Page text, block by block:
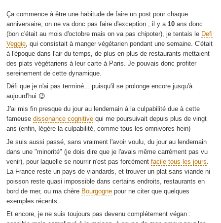
Ça commence à être une habitude de faire un post pour chaque
anniversaire, on ne va donc pas faire d'exception ; il y a 10ans donc
(bon c'était au mois d'octobre mais on va pas chipoter), je tentais le Defi
Veggie, qui consistait à manger végétarien pendant une semaine. C'était
à l'époque dans l'air du temps, de plus en plus de restaurants mettaient
des plats végétariens à leur carte à Paris. Je pouvais donc profiter
sereinement de cette dynamique.
Défi que je n'ai pas terminé... puisqu'il se prolonge encore jusqu'à
aujourd'hui 😉
J'ai mis fin presque du jour au lendemain à la culpabilité due à cette
fameuse dissonance cognitivequi me poursuivait depuis plus de vingt
ans (enfin, légère la culpabilité, comme tous les omnivores hein)
Je suis aussi passé, sans vraiment l'avoir voulu, du jour au lendemain
dans une "minorité" (je dois dire que je l'avais même carrément pas vu
venir), pour laquelle se nourrir n'est pas forcément facile tous les jours
La France reste un pays de viandards, et trouver un plat sans viande ni
poisson reste quasi impossible dans certains endroits, restaurants en
bord de mer, ou ma chère Bourgognepour ne citer que quelques
exemples récents.
Et encore, je ne suis toujours pas devenu complétement végan :